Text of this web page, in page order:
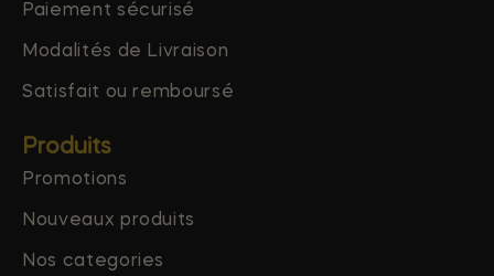
Paiement sécurisé
Modalités de Livraison
Satisfait ou remboursé
Produits
Promotions
Nouveaux produits
Nos categories